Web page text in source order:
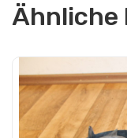
Ähnliche